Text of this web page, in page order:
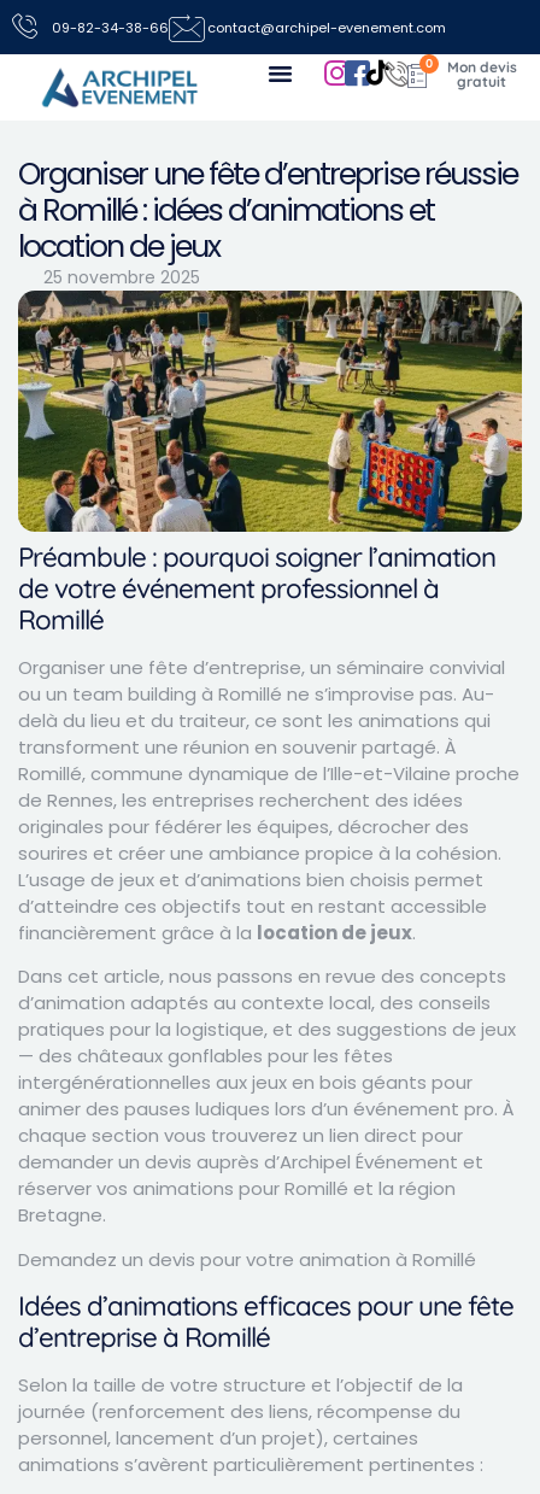
09-82-34-38-66 contact@archipel-evenement.com
0
Organiser une fête d’entreprise réussie
à Romillé : idées d’animations et
location de jeux
25 novembre 2025
Préambule : pourquoi soigner l’animation
de votre événement professionnel à
Romillé
Organiser une fête d’entreprise, un séminaire convivial
ou un team building à Romillé ne s’improvise pas. Au-
delà du lieu et du traiteur, ce sont les animations qui
transforment une réunion en souvenir partagé. À
Romillé, commune dynamique de l’Ille-et-Vilaine proche
de Rennes, les entreprises recherchent des idées
originales pour fédérer les équipes, décrocher des
sourires et créer une ambiance propice à la cohésion.
L’usage de jeux et d’animations bien choisis permet
d’atteindre ces objectifs tout en restant accessible
financièrement grâce à la location de jeux.
Dans cet article, nous passons en revue des concepts
d’animation adaptés au contexte local, des conseils
pratiques pour la logistique, et des suggestions de jeux
— des châteaux gonflables pour les fêtes
intergénérationnelles aux jeux en bois géants pour
animer des pauses ludiques lors d’un événement pro. À
chaque section vous trouverez un lien direct pour
demander un devis auprès d’Archipel Événement et
réserver vos animations pour Romillé et la région
Bretagne.
Demandez un devis pour votre animation à Romillé
Idées d’animations efficaces pour une fête
d’entreprise à Romillé
Selon la taille de votre structure et l’objectif de la
journée (renforcement des liens, récompense du
personnel, lancement d’un projet), certaines
animations s’avèrent particulièrement pertinentes :